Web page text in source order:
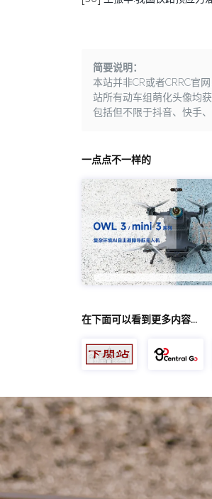
简要说明：
本站并非CR或者CRRC官
站所有动车组萌化头像均
包括但不限于抖音、快手
一点点不一样的
在下面可以看到更多内容…